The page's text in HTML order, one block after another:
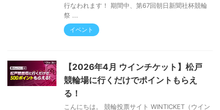
行なわれます！ 期間中、第67回朝日新聞社杯競輪
祭 ...
イベント
【2026年4月 ウインチケット】松戸
競輪場に行くだけでポイントもらえ
る！
こんにちは。 競輪投票サイト WINTICKET（ウイン